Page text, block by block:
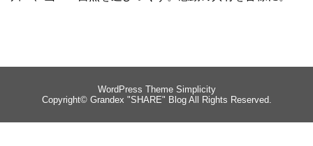
WordPress Theme Simplicity
Copyright© Grandex "SHARE" BlogAll Rights Reserved.